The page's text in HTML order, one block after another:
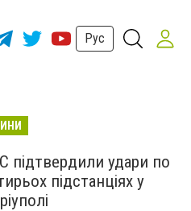
Рус
підтвердили удари по
підстанціях у